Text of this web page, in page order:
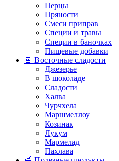
Перцы
Пряности
Смеси приправ
Специи и травы
Специи в баночках
Пищевые добавки
🍫 Восточные сладости
Джезерье
В шоколаде
Сладости
Халва
Чурчхела
Маршмеллоу
Козинак
Лукум
Мармелад
Пахлава